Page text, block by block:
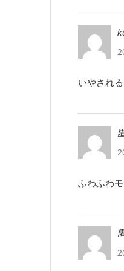
いやされ
ふわふわ